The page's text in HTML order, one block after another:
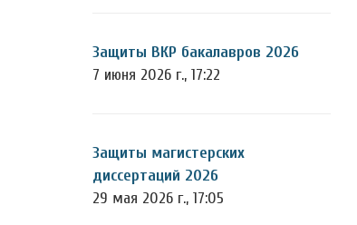
Защиты ВКР бакалавров 2026
7 июня 2026 г., 17:22
Защиты магистерских
диссертаций 2026
29 мая 2026 г., 17:05